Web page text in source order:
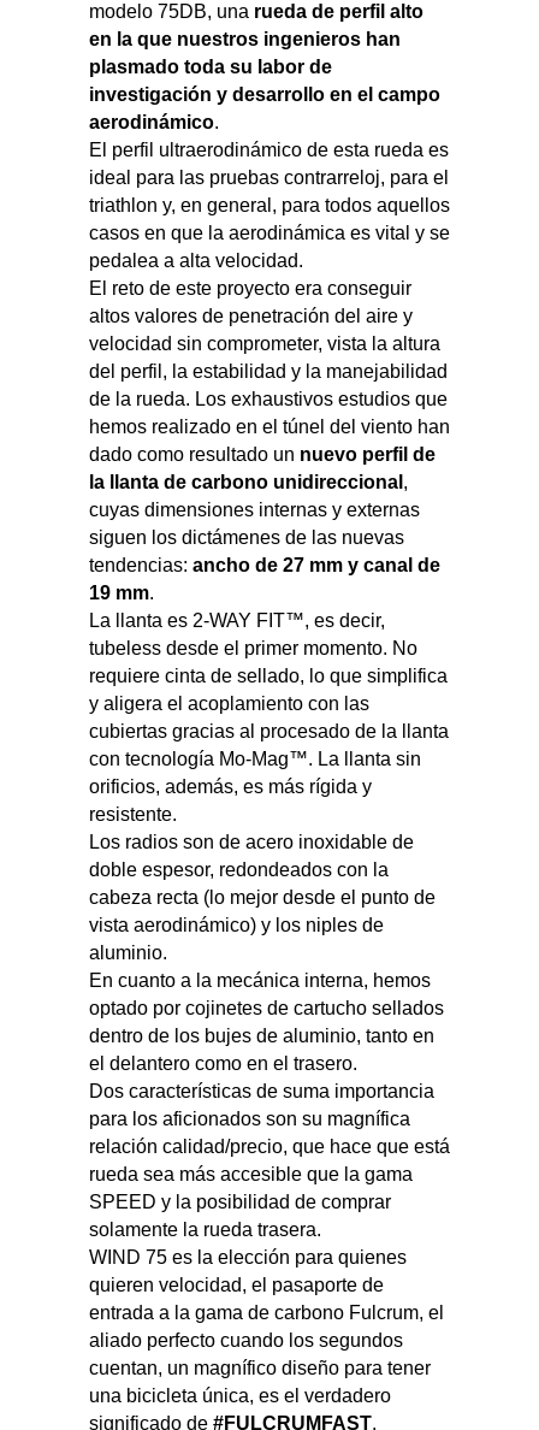
modelo 75DB, una rueda de perfil alto
en la que nuestros ingenieros han
plasmado toda su labor de
investigación y desarrollo en el campo
aerodinámico.
El perfil ultraerodinámico de esta rueda es
ideal para las pruebas contrarreloj, para el
triathlon y, en general, para todos aquellos
casos en que la aerodinámica es vital y se
pedalea a alta velocidad.
El reto de este proyecto era conseguir
altos valores de penetración del aire y
velocidad sin comprometer, vista la altura
del perfil, la estabilidad y la manejabilidad
de la rueda. Los exhaustivos estudios que
hemos realizado en el túnel del viento han
dado como resultado un nuevo perfil de
la llanta de carbono unidireccional ,
cuyas dimensiones internas y externas
siguen los dictámenes de las nuevas
tendencias: ancho de 27 mm y canal de
19 mm.
La llanta es 2-WAY FIT™, es decir,
tubeless desde el primer momento. No
requiere cinta de sellado, lo que simplifica
y aligera el acoplamiento con las
cubiertas gracias al procesado de la llanta
con tecnología Mo-Mag™. La llanta sin
orificios, además, es más rígida y
resistente.
Los radios son de acero inoxidable de
doble espesor, redondeados con la
cabeza recta (lo mejor desde el punto de
vista aerodinámico) y los niples de
aluminio.
En cuanto a la mecánica interna, hemos
optado por cojinetes de cartucho sellados
dentro de los bujes de aluminio, tanto en
el delantero como en el trasero.
Dos características de suma importancia
para los aficionados son su magnífica
relación calidad/precio, que hace que está
rueda sea más accesible que la gama
SPEED y la posibilidad de comprar
solamente la rueda trasera.
WIND 75 es la elección para quienes
quieren velocidad, el pasaporte de
entrada a la gama de carbono Fulcrum, el
aliado perfecto cuando los segundos
cuentan, un magnífico diseño para tener
una bicicleta única, es el verdadero
significado de #FULCRUMFAST.